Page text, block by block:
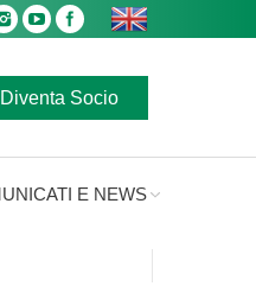
Diventa Socio
E NEWS